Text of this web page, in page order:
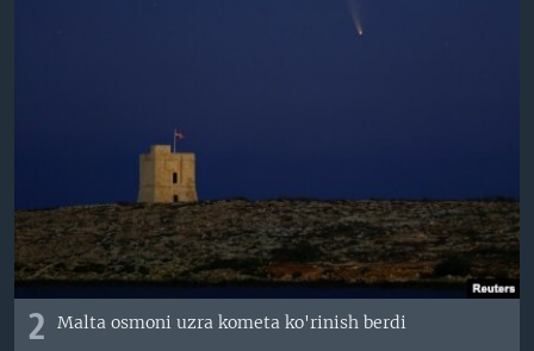
2 Malta osmoni uzra kometa ko'rinish berdi